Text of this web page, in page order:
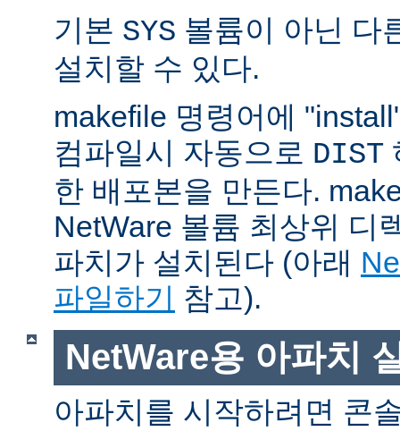
기본 SYS 볼륨이 아닌 다
설치할 수 있다.
makefile 명령어에
컴파일시 자동으로 DIST
한 배포본을 만든다.
NetWare 볼륨 최상위 디
파치가 설치된다 (아래
파일하기
참고).
NetWare용 아파치
아파치를 시작하려면 콘